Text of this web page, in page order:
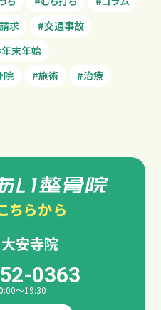
求
#交通事故
末年始
院 #施術
#治療
ちらから
大安寺院
0363
～19:30